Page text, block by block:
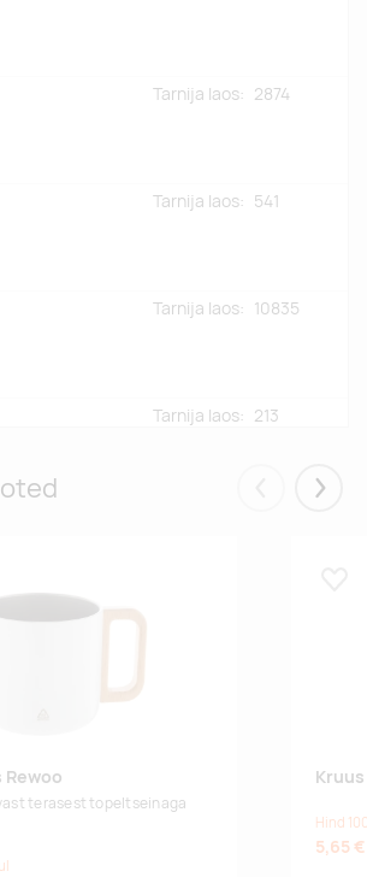
Tarnija laos: 2874
Tarnija laos: 541
Tarnija laos: 10835
Tarnija laos: 213
Eelmised
terasest topeltseinaga
Hind
5,65 €